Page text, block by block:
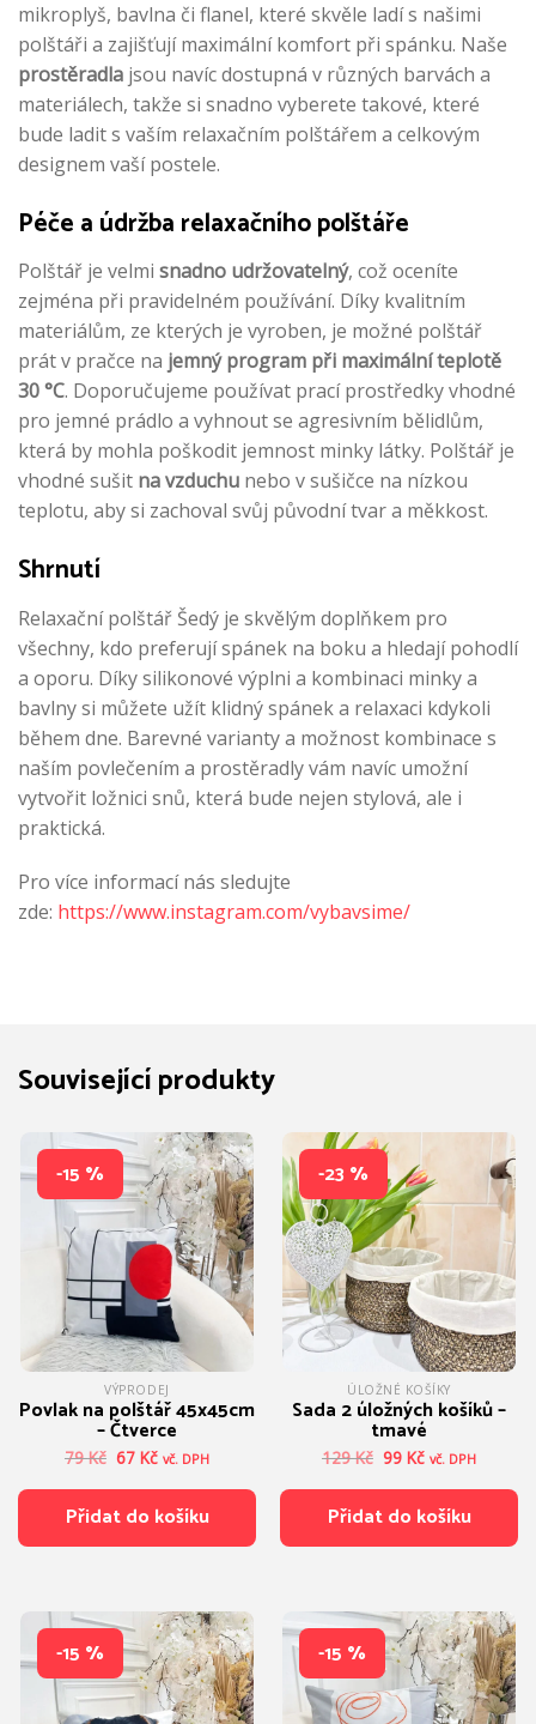
mikroplyš, bavlna či flanel, které skvěle ladí s našimi
polštáři a zajišťují maximální komfort při spánku. Naše
prostěradla jsou navíc dostupná v různých barvách a
materiálech, takže si snadno vyberete takové, které
bude ladit s vaším relaxačním polštářem a celkovým
designem vaší postele.
Péče a údržba relaxačního polštáře
Polštář je velmi snadno udržovatelný, což oceníte
zejména při pravidelném používání. Díky kvalitním
materiálům, ze kterých je vyroben, je možné polštář
prát v pračce na jemný program při maximální teplotě
30 °C. Doporučujeme používat prací prostředky vhodné
pro jemné prádlo a vyhnout se agresivním bělidlům,
která by mohla poškodit jemnost minky látky. Polštář je
vhodné sušit na vzduchu nebo v sušičce na nízkou
teplotu, aby si zachoval svůj původní tvar a měkkost.
Shrnutí
Relaxační polštář Šedý je skvělým doplňkem pro
všechny, kdo preferují spánek na boku a hledají pohodlí
a oporu. Díky silikonové výplni a kombinaci minky a
bavlny si můžete užít klidný spánek a relaxaci kdykoli
během dne. Barevné varianty a možnost kombinace s
naším povlečením a prostěradly vám navíc umožní
vytvořit ložnici snů, která bude nejen stylová, ale i
praktická.
Pro více informací nás sledujte
zde: https://www.instagram.com/vybavsime/
Související produkty
-15 %
VÝPRODEJ
Povlak na polštář 45x45cm
– Čtverce
79Kč Původní
byla:
67KčAktuální
je:
vč. DPH
Přidat do košíku
-23 %
ÚLOŽNÉ KOŠÍKY
Sada 2 úložných košíků –
tmavé
129Kč Původní
byla:
99KčAktuální
je:
vč. DPH
Přidat do košíku
-15 % -15 %